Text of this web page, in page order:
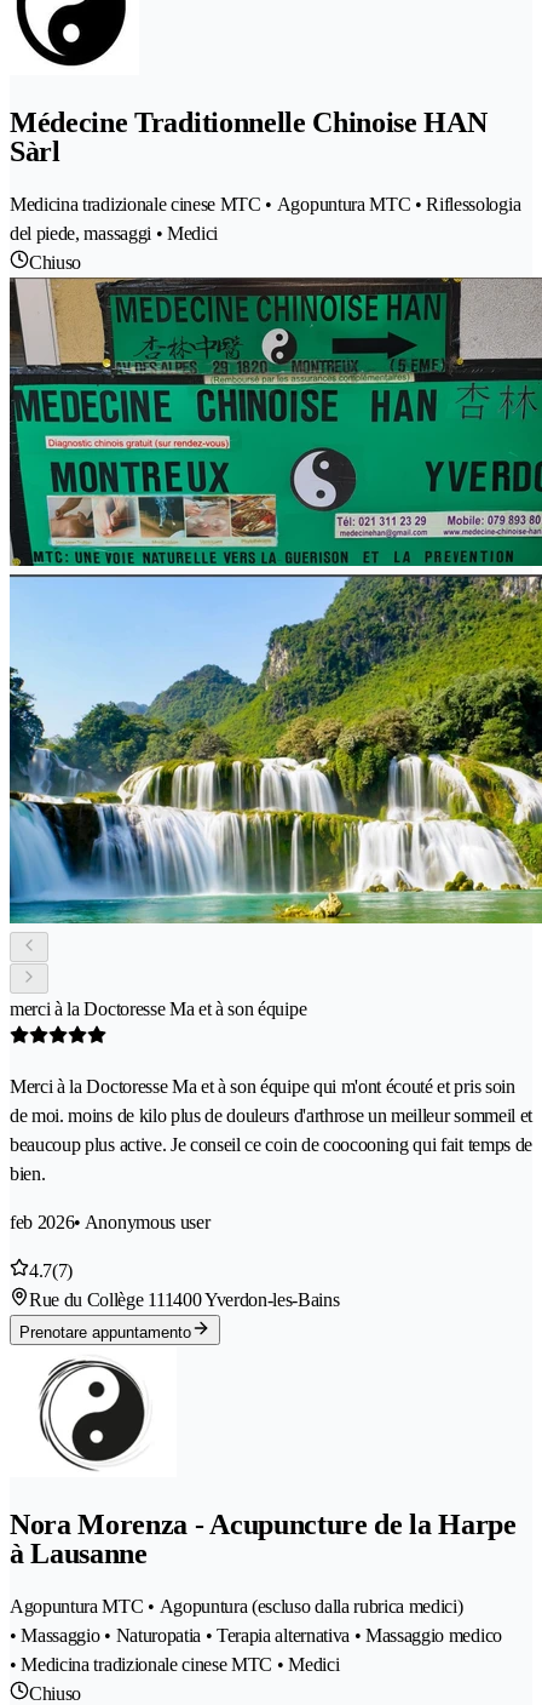
Médecine Traditionnelle Chinoise HAN
Sàrl
Medicina tradizionale cinese MTC • Agopuntura MTC • Riflessologia
del piede, massaggi • Medici
Chiuso
merci à la Doctoresse Ma et à son équipe
Merci à la Doctoresse Ma et à son équipe qui m'ont écouté et pris soin
de moi. moins de kilo plus de douleurs d'arthrose un meilleur sommeil et
beaucoup plus active. Je conseil ce coin de coocooning qui fait temps de
bien.
feb 2026• Anonymous user
4.7(7)
Rue du Collège 111400 Yverdon-les-Bains
Prenotare appuntamento
Nora Morenza - Acupuncture de la Harpe
à Lausanne
Agopuntura MTC • Agopuntura (escluso dalla rubrica medici)
• Massaggio • Naturopatia • Terapia alternativa • Massaggio medico
• Medicina tradizionale cinese MTC • Medici
Chiuso